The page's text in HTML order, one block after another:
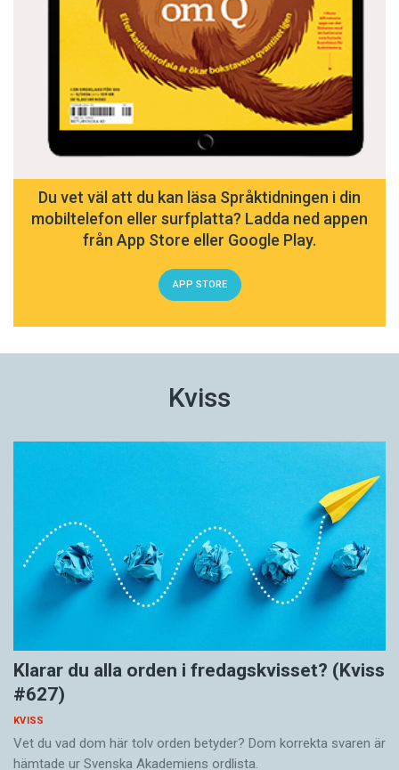
Du vet väl att du kan läsa Språktidningen i din
mobiltelefon eller surfplatta? Ladda ned appen
från App Store eller Google Play.
APP STORE
Kviss
Klarar du alla orden i fredagskvisset? (Kviss
#627)
KVISS
Vet du vad dom här tolv orden betyder? Dom korrekta svaren är
hämtade ur Svenska Akademiens ordlista.